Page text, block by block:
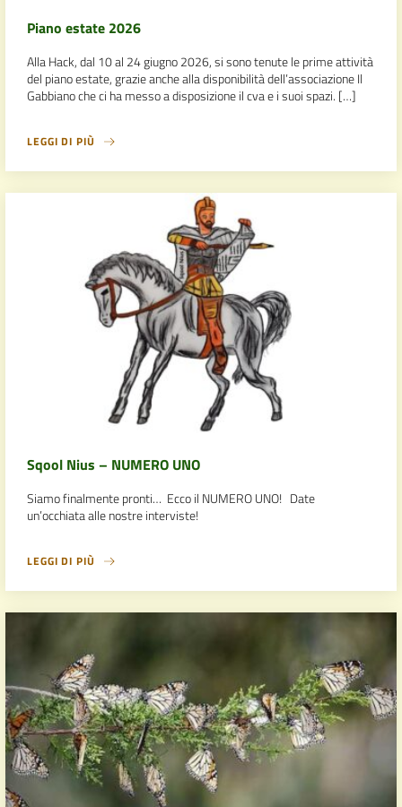
Piano estate 2026
Alla Hack, dal 10 al 24 giugno 2026, si sono tenute le prime attività
del piano estate, grazie anche alla disponibilità dell’associazione Il
Gabbiano che ci ha messo a disposizione il cva e i suoi spazi. […]
LEGGI DI PIÙ
Sqool Nius – NUMERO UNO
Siamo finalmente pronti… Ecco il NUMERO UNO! Date
un’occhiata alle nostre interviste!
LEGGI DI PIÙ